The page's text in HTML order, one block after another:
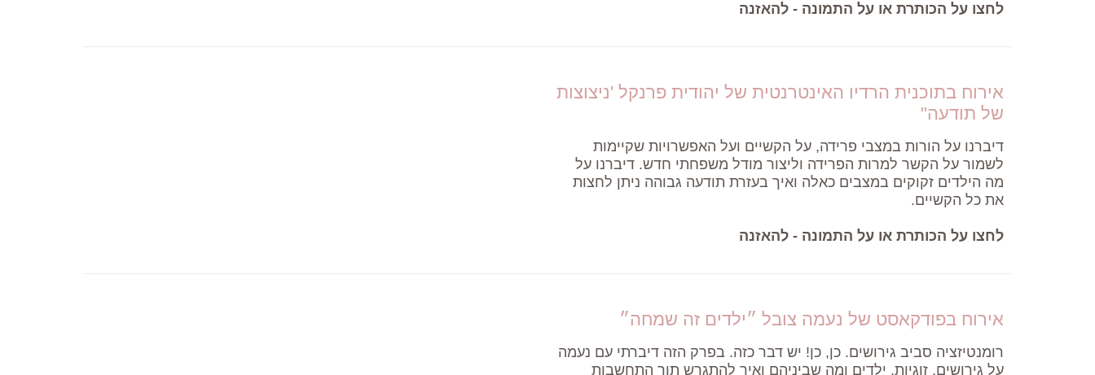
לחצו על הכותרת או על התמונה - להאזנה
אירוח בתוכנית הרדיו האינטרנטית של יהודית פרנקל 'ניצוצות
של תודעה"
דיברנו על הורות במצבי פרידה, על הקשיים ועל האפשרויות שקיימות
לשמור על הקשר למרות הפרידה וליצור מודל משפחתי חדש. דיברנו על
מה הילדים זקוקים במצבים כאלה ואיך בעזרת תודעה גבוהה ניתן לחצות
את כל הקשיים.
לחצו על הכותרת או על התמונה - להאזנה
אירוח בפודקאסט של נעמה צובל ״ילדים זה שמחה״
רומנטיזציה סביב גירושים. כן, כן! יש דבר כזה. בפרק הזה דיברתי עם נעמה
על גירושים, זוגיות, ילדים ומה שביניהם ואיך להתגרש תוך התחשבות